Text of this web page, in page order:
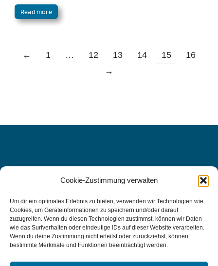
Cookie-Zustimmung verwalten
Um dir ein optimales Erlebnis zu bieten, verwenden wir Technologien wie
Cookies, um Geräteinformationen zu speichern und/oder darauf
zuzugreifen. Wenn du diesen Technologien zustimmst, können wir Daten
wie das Surfverhalten oder eindeutige IDs auf dieser Website verarbeiten.
Wenn du deine Zustimmung nicht erteilst oder zurückziehst, können
bestimmte Merkmale und Funktionen beeinträchtigt werden.
Read more
← 1 … 12 13 14 15
16
→
WIR FREUEN UNS AUF SIE, DENN
IHRE
GESUNDHEIT LIEGT UNS AM
HERZEN.